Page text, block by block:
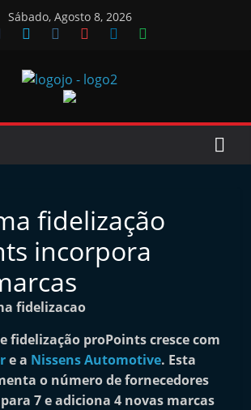
Sábado, Agosto 8, 2026
Jornal
Oficinas
o
r
n
a
i
n
fidelização
incorpora
fidelização proPoints cresce com
e a Nissens Automotive. Esta
o número de fornecedores
7 e adiciona 4 novas marcas